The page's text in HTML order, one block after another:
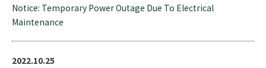
Notice: Temporary Power Outage Due To Electrical
Maintenance
2022.10.25